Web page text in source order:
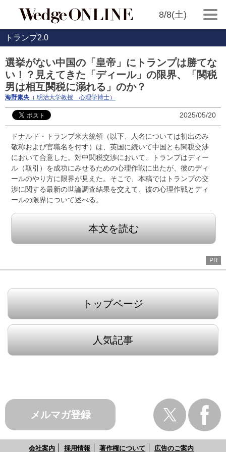
8/8(土)
トランプ2.0
選挙がない中国の「皇帝」にトランプは勝てな
い！？見えてきた「ディール」の限界、「関税
男は相互関税に溺れる」のか？
海野素央 （ 明治大学教授 心理学博士）
2025/05/20
ドナルド・トランプ米大統領（以下、人名については初出のみ
敬称および官職名を付す）は、英国に続いて中国とも関税交渉
において合意した。対中関税交渉において、トランプはディー
ル（取引）を成功にみせるための心理作戦に出たが、彼のディ
ールのやり方に限界が見えた。そこで、本稿ではトランプの交
渉に関する最新の世論調査結果を交えて、彼の心理作戦とディ
ールの限界について述べる。
本文を読む
PR
トップページ
人気記事
メルマガ登録
会社案内 採用情報 著作権について 広告のご案内